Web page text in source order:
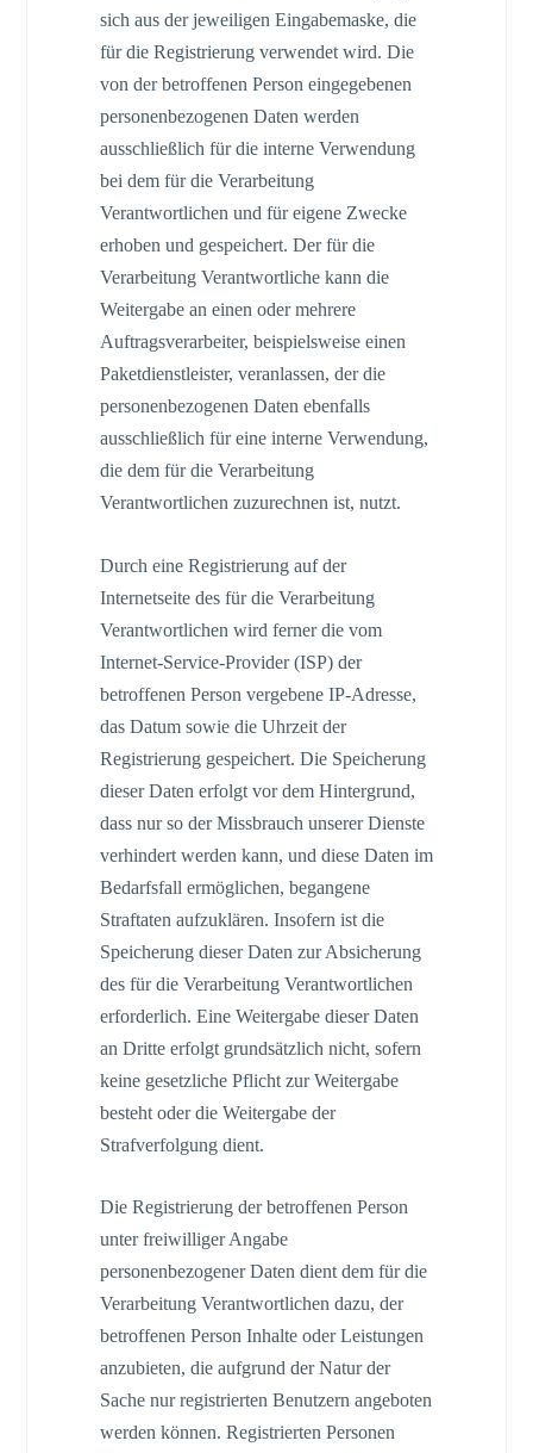
sich aus der jeweiligen Eingabemaske, die
für die Registrierung verwendet wird. Die
von der betroffenen Person eingegebenen
personenbezogenen Daten werden
ausschließlich für die interne Verwendung
bei dem für die Verarbeitung
Verantwortlichen und für eigene Zwecke
erhoben und gespeichert. Der für die
Verarbeitung Verantwortliche kann die
Weitergabe an einen oder mehrere
Auftragsverarbeiter, beispielsweise einen
Paketdienstleister, veranlassen, der die
personenbezogenen Daten ebenfalls
ausschließlich für eine interne Verwendung,
die dem für die Verarbeitung
Verantwortlichen zuzurechnen ist, nutzt.
Durch eine Registrierung auf der
Internetseite des für die Verarbeitung
Verantwortlichen wird ferner die vom
Internet-Service-Provider (ISP) der
betroffenen Person vergebene IP-Adresse,
das Datum sowie die Uhrzeit der
Registrierung gespeichert. Die Speicherung
dieser Daten erfolgt vor dem Hintergrund,
dass nur so der Missbrauch unserer Dienste
verhindert werden kann, und diese Daten im
Bedarfsfall ermöglichen, begangene
Straftaten aufzuklären. Insofern ist die
Speicherung dieser Daten zur Absicherung
des für die Verarbeitung Verantwortlichen
erforderlich. Eine Weitergabe dieser Daten
an Dritte erfolgt grundsätzlich nicht, sofern
keine gesetzliche Pflicht zur Weitergabe
besteht oder die Weitergabe der
Strafverfolgung dient.
Die Registrierung der betroffenen Person
unter freiwilliger Angabe
personenbezogener Daten dient dem für die
Verarbeitung Verantwortlichen dazu, der
betroffenen Person Inhalte oder Leistungen
anzubieten, die aufgrund der Natur der
Sache nur registrierten Benutzern angeboten
werden können. Registrierten Personen